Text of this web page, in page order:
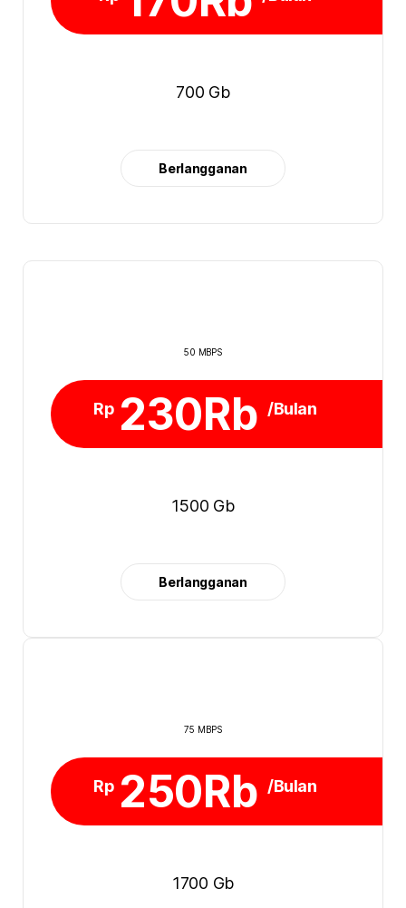
700 Gb
Berlangganan
50 MBPS
Rp 230Rb /Bulan
1500 Gb
Berlangganan
75 MBPS
Rp 250Rb /Bulan
1700 Gb